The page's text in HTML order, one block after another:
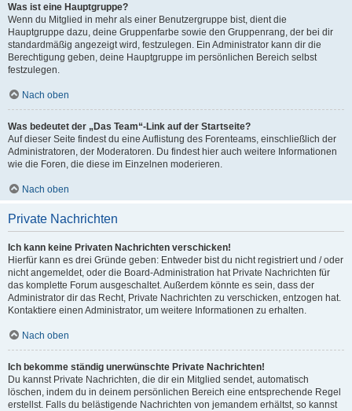
Was ist eine Hauptgruppe?
Wenn du Mitglied in mehr als einer Benutzergruppe bist, dient die
Hauptgruppe dazu, deine Gruppenfarbe sowie den Gruppenrang, der bei dir
standardmäßig angezeigt wird, festzulegen. Ein Administrator kann dir die
Berechtigung geben, deine Hauptgruppe im persönlichen Bereich selbst
festzulegen.
Nach oben
Was bedeutet der „Das Team“-Link auf der Startseite?
Auf dieser Seite findest du eine Auflistung des Forenteams, einschließlich der
Administratoren, der Moderatoren. Du findest hier auch weitere Informationen
wie die Foren, die diese im Einzelnen moderieren.
Nach oben
Private Nachrichten
Ich kann keine Privaten Nachrichten verschicken!
Hierfür kann es drei Gründe geben: Entweder bist du nicht registriert und / oder
nicht angemeldet, oder die Board-Administration hat Private Nachrichten für
das komplette Forum ausgeschaltet. Außerdem könnte es sein, dass der
Administrator dir das Recht, Private Nachrichten zu verschicken, entzogen hat.
Kontaktiere einen Administrator, um weitere Informationen zu erhalten.
Nach oben
Ich bekomme ständig unerwünschte Private Nachrichten!
Du kannst Private Nachrichten, die dir ein Mitglied sendet, automatisch
löschen, indem du in deinem persönlichen Bereich eine entsprechende Regel
erstellst. Falls du belästigende Nachrichten von jemandem erhältst, so kannst